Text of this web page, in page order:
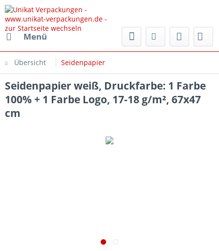
Menü
Übersicht Seidenpapier
Seidenpapier weiß, Druckfarbe: 1 Farbe
100% + 1 Farbe Logo, 17-18 g/m², 67x47
cm